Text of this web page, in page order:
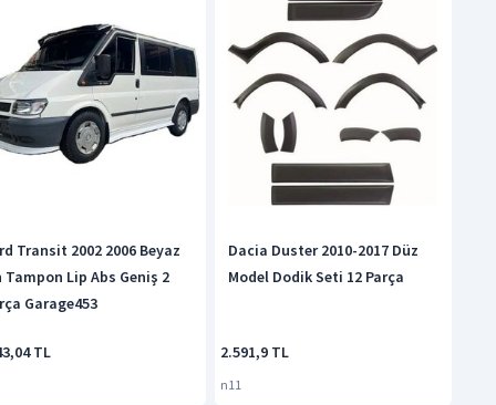
Transit 2002 2006 Beyaz
Tampon Lip Abs Geniş 2
Garage453
TL
Dacia Duster 2010-2017 Düz
Model Dodik Seti 12 Parça
2.591,9 TL
n11